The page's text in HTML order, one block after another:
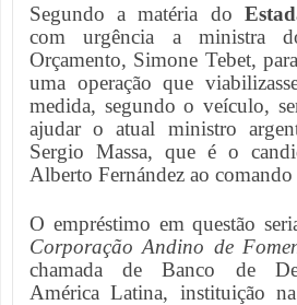
Segundo a matéria do
com urgência a ministra
Orçamento, Simone Tebet,
uma operação que
medida, segundo o veículo,
ajudar o atual ministro
Sergio Massa, que é o
Alberto Fernández ao
O empréstimo em questão
Corporação Andino de
chamada de Banco de
América Latina, instituição